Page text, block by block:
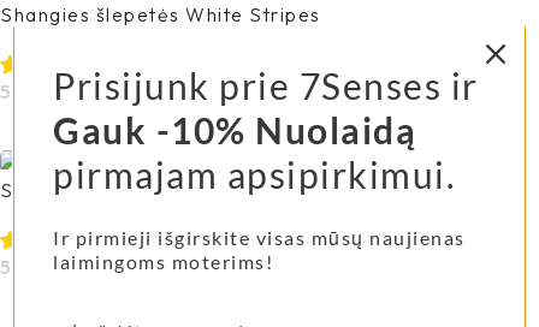
Shangies šlepetės White Stripes
55,00€
Pasirinkti Savybes
Shangies Unisex Dusty Olive
55,00€
Prisijunk prie 7Senses ir
Gauk -10% Nuolaidą
pirmajam apsipirkimui.
Ir pirmieji išgirskite visas mūsų naujienas
laimingoms moterims!